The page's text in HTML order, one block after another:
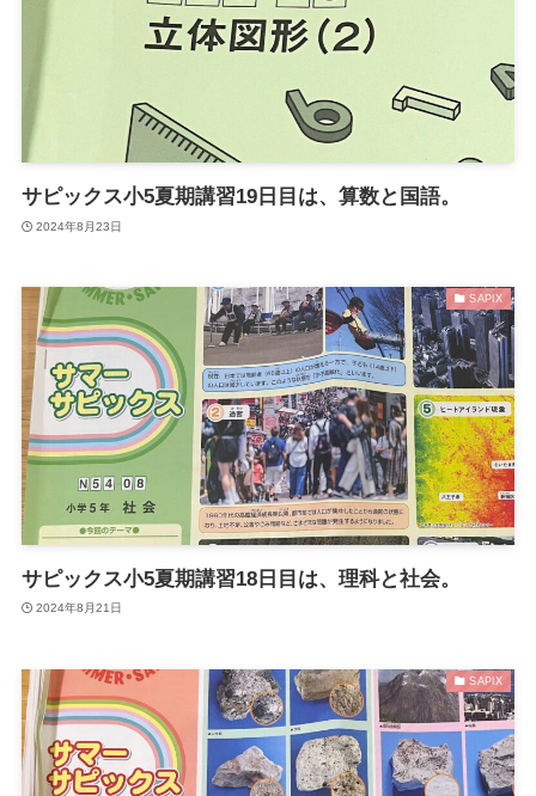
サピックス小5夏期講習19日目は、算数と国語。
2024年8月23日
SAPIX
サピックス小5夏期講習18日目は、理科と社会。
2024年8月21日
SAPIX